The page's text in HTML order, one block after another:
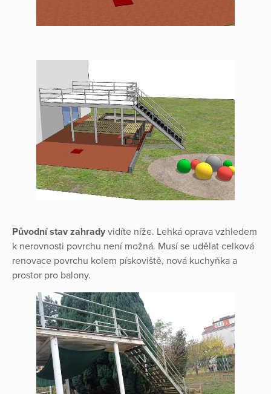
Původní stav zahrady vidíte níže. Lehká oprava vzhledem
k nerovnosti povrchu není možná. Musí se udělat celková
renovace povrchu kolem pískoviště, nová kuchyňka a
prostor pro balony.